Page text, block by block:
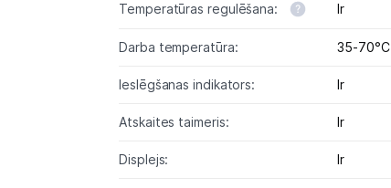
Temperatūras regulēšana: Ir
Darba temperatūra: 35-70°C
Ieslēgšanas indikators: Ir
Atskaites taimeris: Ir
Displejs: Ir